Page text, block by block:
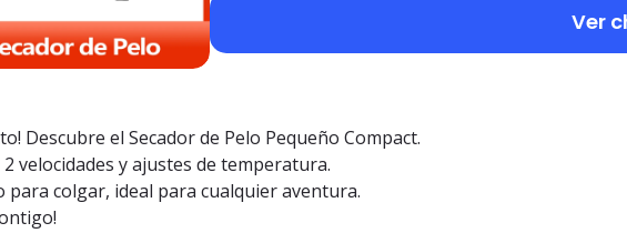
Ver
Descubre el Secador de Pelo Pequeño Compact.
velocidades y ajustes de temperatura.
para colgar, ideal para cualquier aventura.